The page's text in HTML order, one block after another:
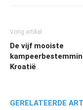
Vorig artikel
De vijf mooiste
Kroatië
GERELATEERDE